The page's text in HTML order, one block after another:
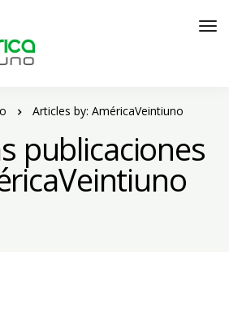
Articles by: AméricaVeintiuno
publicaciones